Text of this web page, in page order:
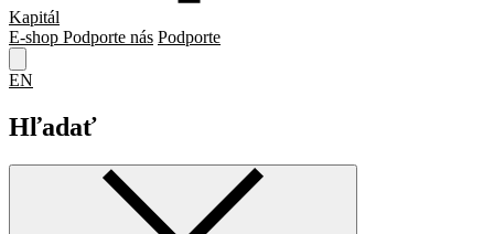
Kapitál
E-shop Podporte nás Podporte
EN
Hľadať